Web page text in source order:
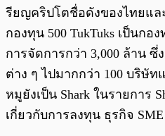
รียญคริปโตชื่อดังของไทยและ
กองทุน 500 TukTuks เป็นก
การจัดการกว่า 3,000 ล้าน
ต่าง ๆ ไปมากกว่า 100 บริษั
หมูยังเป็น Shark ในรายการ
เกี่ยวกับการลงทุน ธุรกิจ